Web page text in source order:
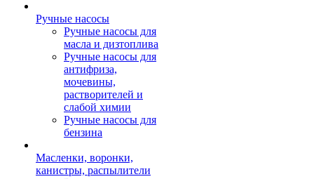
Ручные насосы
Ручные насосы для
масла и дизтоплива
Ручные насосы для
антифриза,
мочевины,
растворителей и
слабой химии
Ручные насосы для
бензина
Масленки, воронки,
канистры, распылители